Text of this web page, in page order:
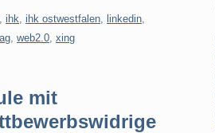
ihk ihk ostwestfalen linkedin
web2.0 xing
mit